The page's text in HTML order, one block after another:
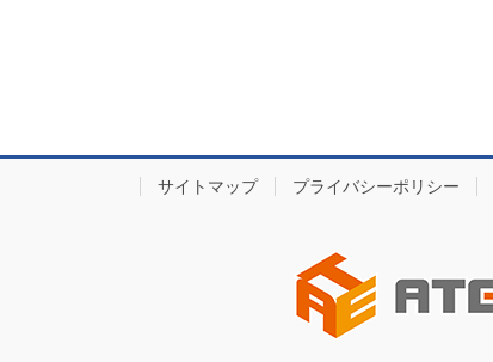
サイトマップ プライバシーポリシー